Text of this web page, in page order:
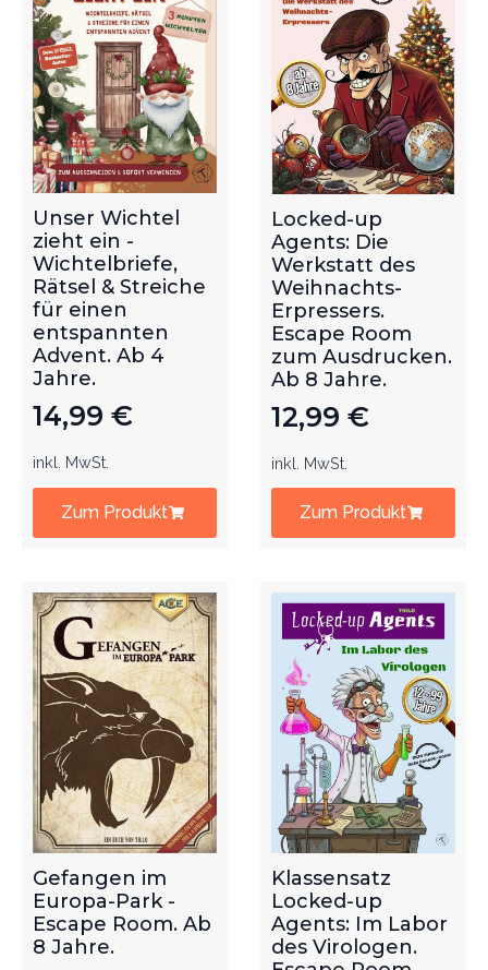
Unser Wichtel
zieht ein -
Wichtelbriefe,
Rätsel & Streiche
für einen
entspannten
Advent. Ab 4
Jahre.
14,99 €
inkl. MwSt.
Zum Produkt
Locked-up
Agents: Die
Werkstatt des
Weihnachts-
Erpressers.
Escape Room
zum Ausdrucken.
Ab 8 Jahre.
12,99 €
inkl. MwSt.
Zum Produkt
Gefangen im
Europa-Park -
Escape Room. Ab
8 Jahre.
Klassensatz
Locked-up
Agents: Im Labor
des Virologen.